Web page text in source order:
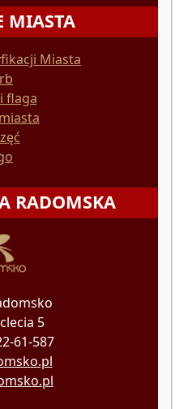
MIASTA
Miasta
flaga
RADOMSKA
5
61-587